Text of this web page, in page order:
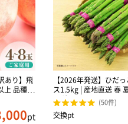
あり】飛
品種お
pt
【2026年発送】ひだ
ス1.5kg | 産地直送 春 夏野菜 アスパ
ラガス CM004VC01
(50件)
交換pt